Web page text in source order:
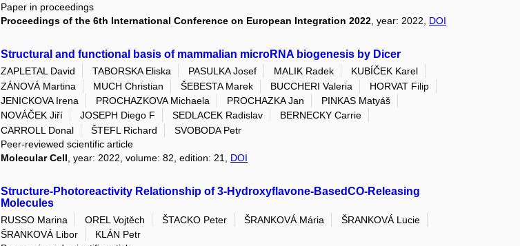
Paper in proceedings
Proceedings of the 6th International Conference on European Integration 2022 , year: 2022, DOI
Structural and functional basis of mammalian microRNA biogenesis by Dicer
ZAPLETAL David TABORSKA Eliska PASULKA Josef MALIK Radek
KUBÍČEK Karel
ZÁNOVÁ Martina
MUCH Christian ŠEBESTA Marek BUCCHERI Valeria
HORVAT Filip
JENICKOVA Irena
PROCHAZKOVA Michaela PROCHAZKA Jan
PINKAS Matyáš
NOVÁČEK Jiří
JOSEPH Diego F SEDLACEK Radislav
BERNECKY Carrie
CARROLL Donal
ŠTEFL Richard
SVOBODA Petr
Peer-reviewed scientific article
Molecular Cell , year: 2022, volume: 82, edition: 21, DOI
Structure-Photoreactivity Relationship of 3-Hydroxyflavone-BasedCO-Releasing
Molecules
RUSSO Marina OREL Vojtěch ŠTACKO Peter ŠRANKOVÁ Mária
ŠRANKOVÁ Lucie
ŠRANKOVÁ Libor
KLÁN Petr